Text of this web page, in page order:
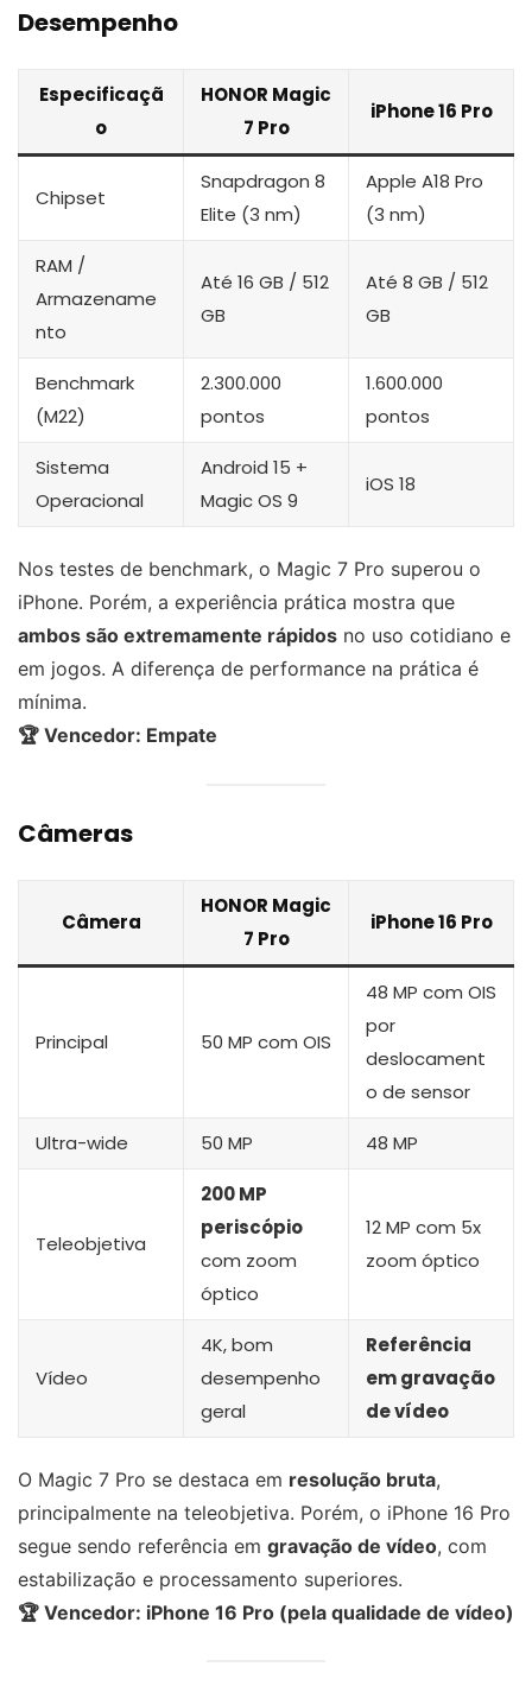
Desempenho
Especificaçã
o
HONOR Magic
7 Pro
iPhone 16 Pro
Chipset
Snapdragon 8
Elite (3 nm)
Apple A18 Pro
(3 nm)
RAM /
Armazename
nto
Até 16 GB / 512
GB
Até 8 GB / 512
GB
Benchmark
(M22)
2.300.000
pontos
1.600.000
pontos
Sistema
Operacional
Android 15 +
Magic OS 9
iOS 18
Nos testes de benchmark, o Magic 7 Pro superou o
iPhone. Porém, a experiência prática mostra que
ambos são extremamente rápidos no uso cotidiano e
em jogos. A diferença de performance na prática é
mínima.
🏆 Vencedor: Empate
Câmeras
Câmera
HONOR Magic
7 Pro
iPhone 16 Pro
Principal 50 MP com OIS
48 MP com OIS
por
deslocament
o de sensor
Ultra-wide 50 MP 48 MP
Teleobjetiva
200 MP
periscópio
com zoom
óptico
12 MP com 5x
zoom óptico
Vídeo
4K, bom
desempenho
geral
Referência
em gravação
de vídeo
O Magic 7 Pro se destaca em resolução bruta,
principalmente na teleobjetiva. Porém, o iPhone 16 Pro
segue sendo referência em gravação de vídeo, com
estabilização e processamento superiores.
🏆 Vencedor: iPhone 16 Pro (pela qualidade de vídeo)